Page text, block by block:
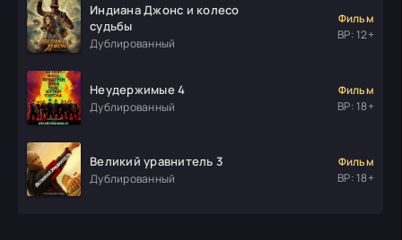
Индиана Джонс и колесо
судьбы
Дублированный
Фильм
ВР: 12+
Неудержимые 4
Дублированный
Фильм
ВР: 18+
Великий уравнитель 3
Дублированный
Фильм
ВР: 18+